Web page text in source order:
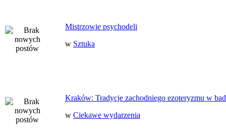
Mistrzowie psychodeli
w Sztuka
Kraków: Tradycje zachodniego ezoteryzmu w
w Ciekawe wydarzenia